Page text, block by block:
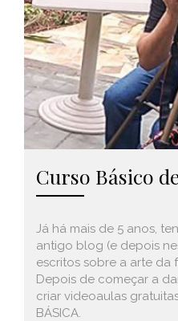
Curso Básico
Já há mais de 5 anos,
antigo blog (e depois
escritos sobre a arte da
Depois de começar a
criar videoaulas
BÁSICA.